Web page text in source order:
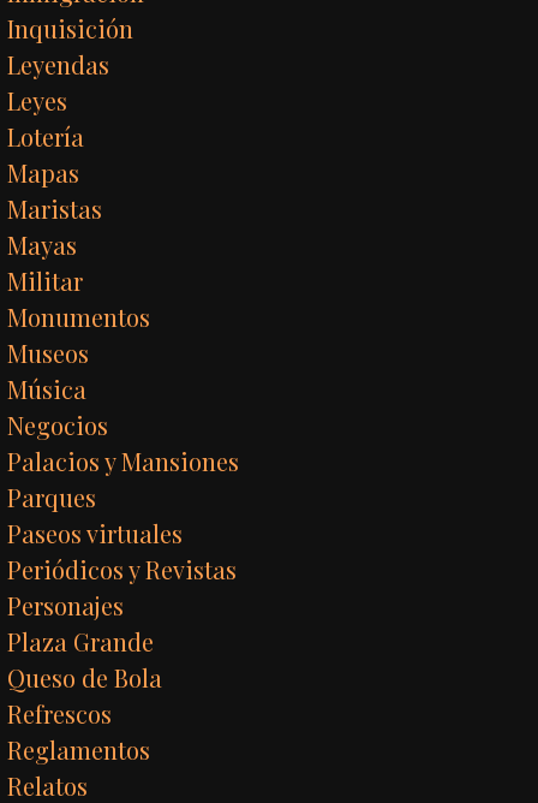
Inquisición
Leyendas
Leyes
Lotería
Mapas
Maristas
Mayas
Militar
Monumentos
Museos
Música
Negocios
Palacios y Mansiones
Parques
Paseos virtuales
Periódicos y Revistas
Personajes
Plaza Grande
Queso de Bola
Refrescos
Reglamentos
Relatos